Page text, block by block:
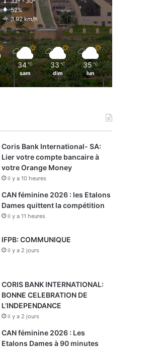
52%
3.92 km/h
34 ℃
sam
33 ℃
dim
35 ℃
lun
Coris Bank International- SA:
Lier votre compte bancaire à
votre Orange Money
il y a 10 heures
CAN féminine 2026 : les Etalons
Dames quittent la compétition
il y a 11 heures
IFPB: COMMUNIQUE
il y a 2 jours
CORIS BANK INTERNATIONAL:
BONNE CELEBRATION DE
L’INDEPENDANCE
il y a 2 jours
CAN féminine 2026 : Les
Etalons Dames à 90 minutes